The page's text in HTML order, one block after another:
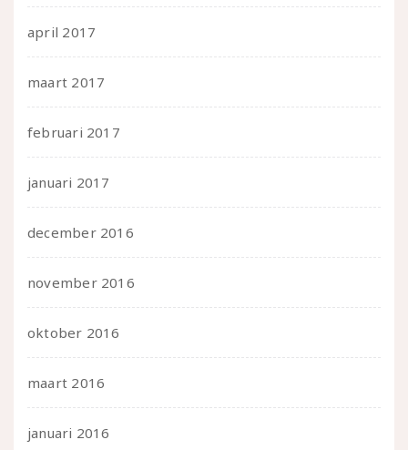
april 2017
maart 2017
februari 2017
januari 2017
december 2016
november 2016
oktober 2016
maart 2016
januari 2016